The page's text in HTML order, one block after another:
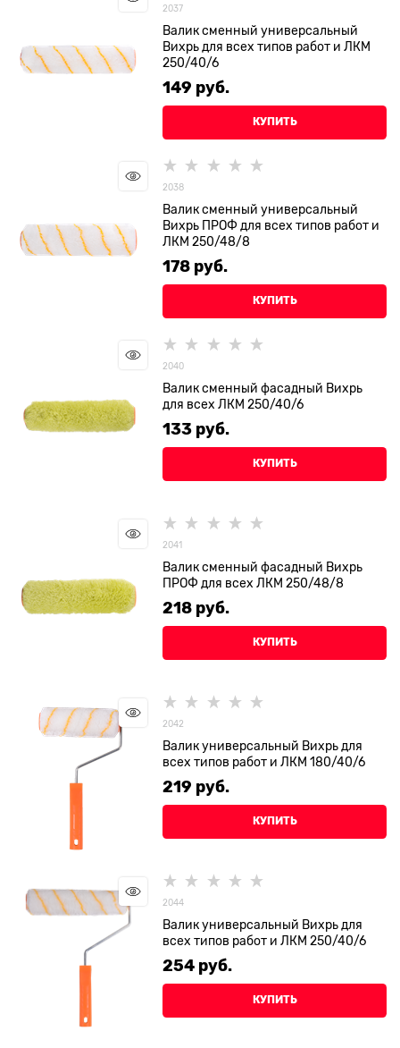
2037
Валик сменный универсальный
Вихрь для всех типов работ и ЛКМ
250/40/6
149 руб.
КУПИТЬ
2038
Валик сменный универсальный
Вихрь ПРОФ для всех типов работ и
ЛКМ 250/48/8
178 руб.
КУПИТЬ
2040
Валик сменный фасадный Вихрь
для всех ЛКМ 250/40/6
133 руб.
КУПИТЬ
2041
Валик сменный фасадный Вихрь
ПРОФ для всех ЛКМ 250/48/8
218 руб.
КУПИТЬ
2042
Валик универсальный Вихрь для
всех типов работ и ЛКМ 180/40/6
219 руб.
КУПИТЬ
2044
Валик универсальный Вихрь для
всех типов работ и ЛКМ 250/40/6
254 руб.
КУПИТЬ